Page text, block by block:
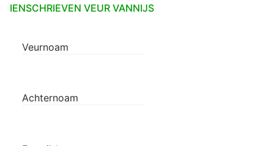
IENSCHRIEVEN VEUR VANNIJS
Veurnoam
Achternoam